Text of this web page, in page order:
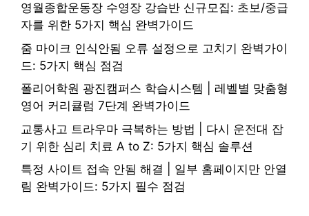
영월종합운동장 수영장 강습반 신규모집: 초보/중급
자를 위한 5가지 핵심 완벽가이드
줌 마이크 인식안됨 오류 설정으로 고치기 완벽가이
드: 5가지 핵심 점검
폴리어학원 광진캠퍼스 학습시스템 | 레벨별 맞춤형
영어 커리큘럼 7단계 완벽가이드
교통사고 트라우마 극복하는 방법 | 다시 운전대 잡
기 위한 심리 치료 A to Z: 5가지 핵심 솔루션
특정 사이트 접속 안됨 해결 | 일부 홈페이지만 안열
림 완벽가이드: 5가지 필수 점검